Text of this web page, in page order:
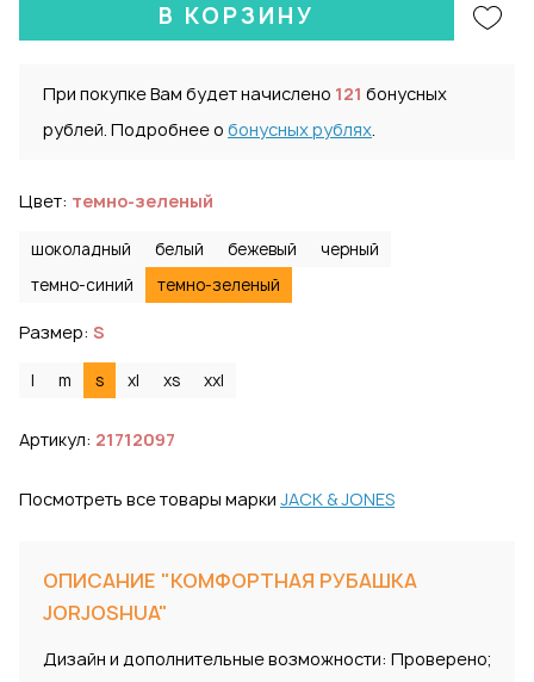
В КОРЗИНУ
При покупке Вам будет начислено 121 бонусных
рублей. Подробнее о бонусных рублях.
Цвет: темно-зеленый
шоколадный белый бежевый
черный
темно-синий
темно-зеленый
Размер: S
l m s xl xs xxl
Артикул: 21712097
Посмотреть все товары марки JACK & JONES
ОПИСАНИЕ "КОМФОРТНАЯ РУБАШКА
JORJOSHUA"
Дизайн и дополнительные возможности: Проверено;